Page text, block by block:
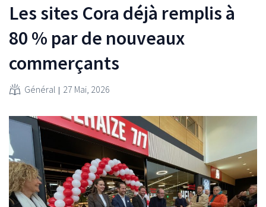
Les sites Cora déjà remplis à
80 % par de nouveaux
commerçants
Général 27 Mai, 2026